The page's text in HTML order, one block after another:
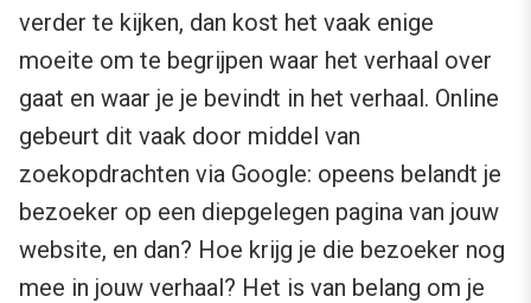
verder te kijken, dan kost het vaak enige
moeite om te begrijpen waar het verhaal over
gaat en waar je je bevindt in het verhaal. Online
gebeurt dit vaak door middel van
zoekopdrachten via Google: opeens belandt je
bezoeker op een diepgelegen pagina van jouw
website, en dan? Hoe krijg je die bezoeker nog
mee in jouw verhaal? Het is van belang om je